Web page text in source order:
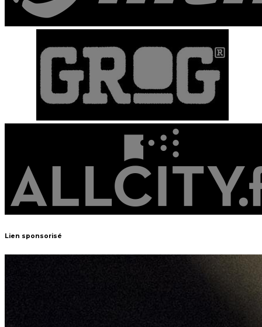
Lien sponsorisé